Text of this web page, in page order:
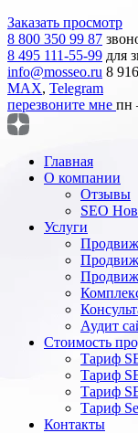
Заказать просмотр
8 800 350 99 87
8 495 111-55-99 для
info@mosseo.ru 8
MAX, Telegram
перезвоните мне пн
Главная
О компании
Отзывы
SEO
Услуги
Аудит
Стоимость
Тариф
Тариф
Тариф
Тариф
Контакты